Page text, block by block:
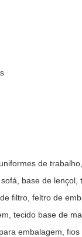
de
base de lençol,
filtro, feltro de
tecido base de
embalagem,